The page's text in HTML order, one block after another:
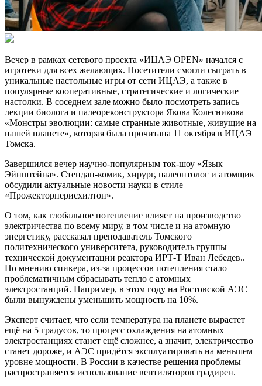
Вечер в рамках сетевого проекта «ИЦАЭ OPEN» начался с
игротеки для всех желающих. Посетители смогли сыграть в
уникальные настольные игры от сети ИЦАЭ, а также в
популярные кооперативные, стратегические и логические
настолки. В соседнем зале можно было посмотреть запись
лекции биолога и палеореконструктора Якова Колесникова
«Монстры эволюции: самые странные животные, живущие на
нашей планете», которая была прочитана 11 октября в ИЦАЭ
Томска.
Завершился вечер научно-популярным ток-шоу «Язык
Эйнштейна». Стендап-комик, хирург, палеонтолог и атомщик
обсудили актуальные новости науки в стиле
«Прожекторперисхилтон».
О том, как глобальное потепление влияет на производство
электричества по всему миру, в том числе и на атомную
энергетику, рассказал преподаватель Томского
политехнического университета, руководитель группы
технической документации реактора ИРТ-Т Иван Лебедев..
По мнению спикера, из-за процессов потепления стало
проблематичным сбрасывать тепло с атомных
электростанций. Например, в этом году на Ростовской АЭС
были вынуждены уменьшить мощность на 10%.
Эксперт считает, что если температура на планете вырастет
ещё на 5 градусов, то процесс охлаждения на атомных
электростанциях станет ещё сложнее, а значит, электричество
станет дороже, и АЭС придётся эксплуатировать на меньшем
уровне мощности. В России в качестве решения проблемы
распространяется использование вентиляторов градирен.